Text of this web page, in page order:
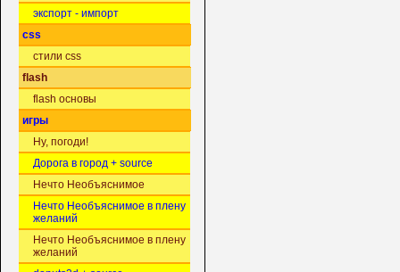
экспорт - импорт
css
стили css
flash
flash основы
игры
Ну, погоди!
Дорога в город + source
Нечто Необъяснимое
Нечто Необъяснимое в плену
желаний
Нечто Необъяснимое в плену
желаний